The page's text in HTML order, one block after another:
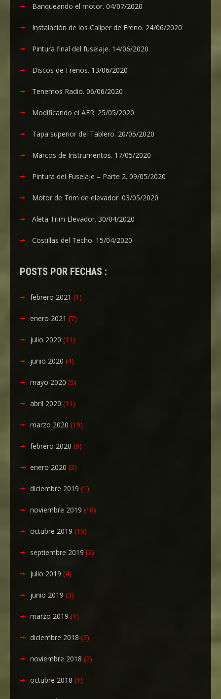
Banqueando el motor. 04/07/2020
Instalación de los Caliper de Freno. 24/06/2020
Pintura final del fuselaje. 14/06/2020
Discos de Frenos. 13/06/2020
Tenemos Radio. 06/06/2020
Modificando el AFR. 25/05/2020
Tapa superior del Tablero. 20/05/2020
Marcos de Instrumentos. 17/05/2020
Pintura del Fuselaje – Parte 2. 09/05/2020
Motor de Trim de elevador. 03/05/2020
Aleta Trim Elevador. 30/04/2020
Costillas del Techo. 15/04/2020
POSTS POR FECHAS :
febrero 2021 (1)
enero 2021 (7)
julio 2020 (11)
junio 2020 (4)
mayo 2020 (5)
abril 2020 (11)
marzo 2020 (19)
febrero 2020 (9)
enero 2020 (3)
diciembre 2019 (1)
noviembre 2019 (10)
octubre 2019 (10)
septiembre 2019 (2)
julio 2019 (4)
junio 2019 (3)
marzo 2019 (1)
diciembre 2018 (2)
noviembre 2018 (2)
octubre 2018 (1)